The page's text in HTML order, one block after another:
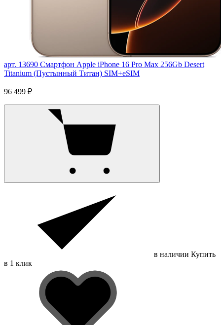
арт. 13690 Смартфон Apple iPhone 16 Pro Max 256Gb Desert
Titanium (Пустынный Титан) SIM+eSIM
96 499 ₽
в наличии Купить
в 1 клик